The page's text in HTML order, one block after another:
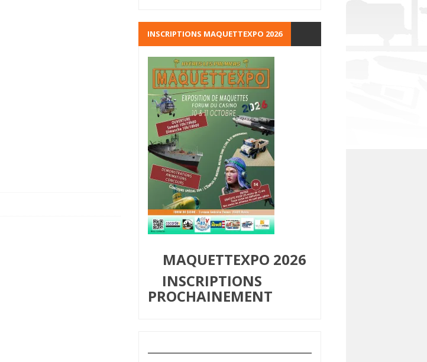
INSCRIPTIONS MAQUETTEXPO 2026
MAQUETTEXPO 2026
INSCRIPTIONS
PROCHAINEMENT